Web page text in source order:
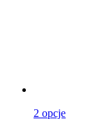
2 opcje